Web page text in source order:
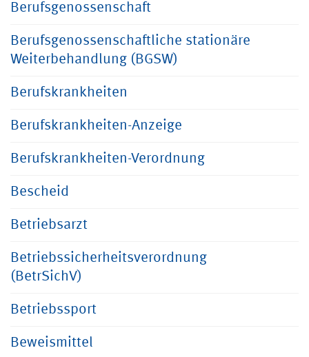
Berufsgenossenschaft
Berufsgenossenschaftliche stationäre
Weiterbehandlung (BGSW)
Berufskrankheiten
Berufskrankheiten-Anzeige
Berufskrankheiten-Verordnung
Bescheid
Betriebsarzt
Betriebssicherheitsverordnung
(BetrSichV)
Betriebssport
Beweismittel